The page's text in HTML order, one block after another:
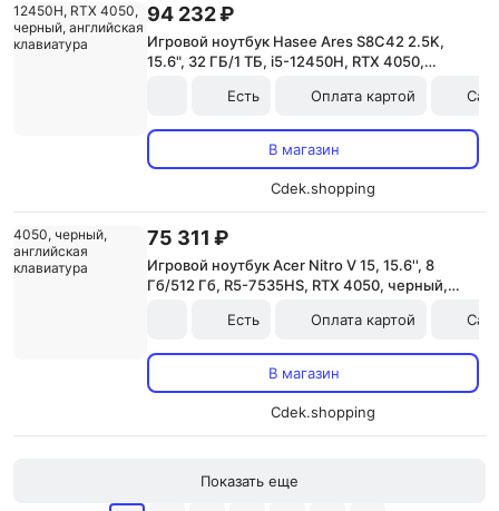
94 232 ₽
Игровой ноутбук Hasee Ares S8C42 2.5K,
15.6", 32 ГБ/1 ТБ, i5-12450H, RTX 4050,
Есть
Оплата картой
В магазин
Cdek.shopping
75 311 ₽
Игровой ноутбук Acer Nitro V 15, 15.6'', 8
Гб/512 Гб, R5-7535HS, RTX 4050, черный,
Есть
Оплата картой
В магазин
Cdek.shopping
Показать еще